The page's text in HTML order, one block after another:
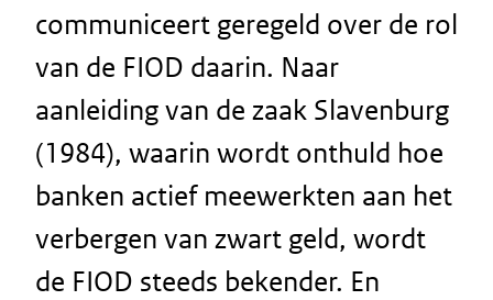
communiceert geregeld over de rol
van de FIOD daarin. Naar
aanleiding van de zaak Slavenburg
(1984), waarin wordt onthuld hoe
banken actief meewerkten aan het
verbergen van zwart geld, wordt
de FIOD steeds bekender. En